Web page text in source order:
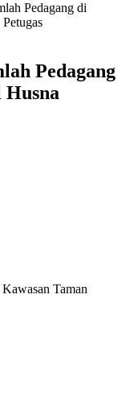
Pedagang di
Pedagang
Husna
Taman